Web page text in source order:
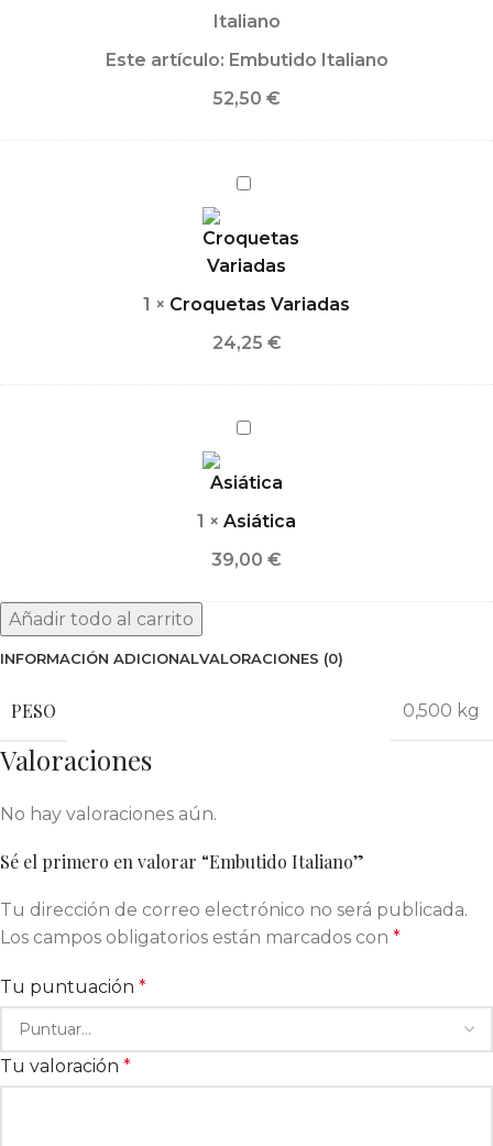
Este artículo: Embutido Italiano
52,50 €
Croquetas
1 × Croquetas Variadas
24,25 €
Asiática
1 × Asiática
39,00 €
Añadir todo al carrito
INFORMACIÓN ADICIONALVALORACIONES (0)
PESO 0,500 kg
Valoraciones
No hay valoraciones aún.
Sé el primero en valorar “Embutido Italiano”
Tu dirección de correo electrónico no será publicada.
Los campos obligatorios están marcados con *
Tu puntuación *
Tu valoración *